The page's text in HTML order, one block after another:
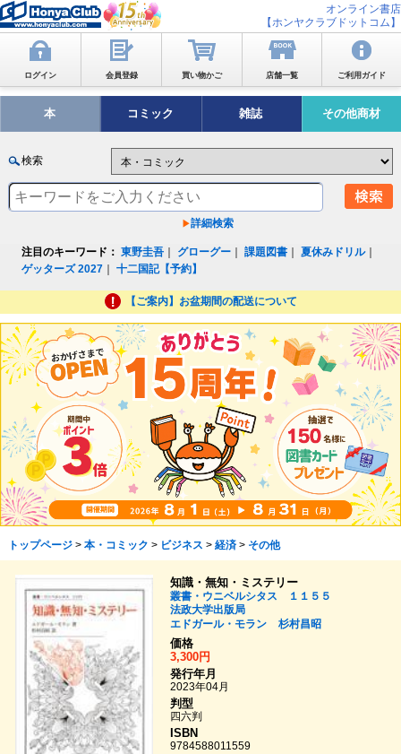
オンライン書店
【ホンヤクラブドットコム】
ログイン 会員登録 買い物かご 店舗一覧 ご利用ガイド
本 コミック 雑誌 その他商材
検索
詳細検索
注目のキーワード： 東野圭吾 グローグー ｜課題図書 ｜夏休みドリル｜
ゲッターズ 2027 ｜十二国記【予約】
【ご案内】お盆期間の配送について
トップページ> 本・コミック > ビジネス > 経済> その他
知識・無知・ミステリー
叢書・ウニベルシタス １１５５
法政大学出版局
エドガール・モラン
杉村昌昭
価格
3,300円
発行年月
2023年04月
判型
四六判
ISBN
9784588011559